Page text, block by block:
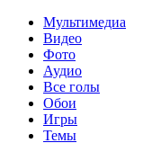
Мультимедиа
Видео
Фото
Аудио
Все голы
Обои
Игры
Темы